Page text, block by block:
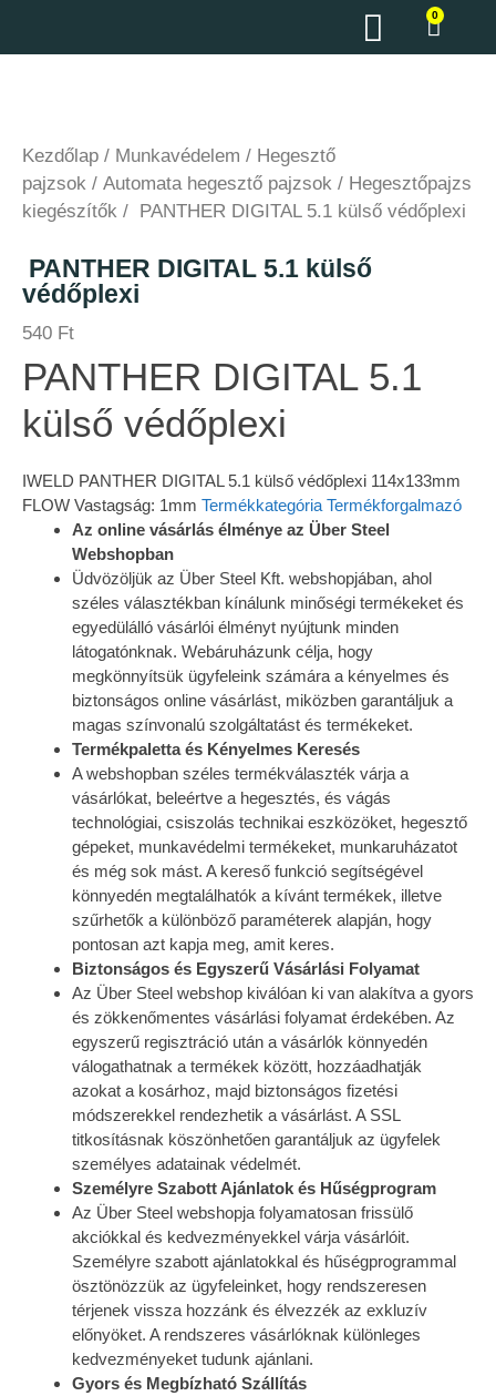
0
Kezdőlap / Munkavédelem / Hegesztő
pajzsok / Automata hegesztő pajzsok / Hegesztőpajzs
kiegészítők / PANTHER DIGITAL 5.1 külső védőplexi
PANTHER DIGITAL 5.1 külső
védőplexi
540 Ft
PANTHER DIGITAL 5.1
külső védőplexi
IWELD PANTHER DIGITAL 5.1 külső védőplexi 114x133mm
FLOW Vastagság: 1mm Termékkategória Termékforgalmazó
Az online vásárlás élménye az Über Steel
Webshopban
Üdvözöljük az Über Steel Kft. webshopjában, ahol
széles választékban kínálunk minőségi termékeket és
egyedülálló vásárlói élményt nyújtunk minden
látogatónknak. Webáruházunk célja, hogy
megkönnyítsük ügyfeleink számára a kényelmes és
biztonságos online vásárlást, miközben garantáljuk a
magas színvonalú szolgáltatást és termékeket.
Termékpaletta és Kényelmes Keresés
A webshopban széles termékválaszték várja a
vásárlókat, beleértve a hegesztés, és vágás
technológiai, csiszolás technikai eszközöket, hegesztő
gépeket, munkavédelmi termékeket, munkaruházatot
és még sok mást. A kereső funkció segítségével
könnyedén megtalálhatók a kívánt termékek, illetve
szűrhetők a különböző paraméterek alapján, hogy
pontosan azt kapja meg, amit keres.
Biztonságos és Egyszerű Vásárlási Folyamat
Az Über Steel webshop kiválóan ki van alakítva a gyors
és zökkenőmentes vásárlási folyamat érdekében. Az
egyszerű regisztráció után a vásárlók könnyedén
válogathatnak a termékek között, hozzáadhatják
azokat a kosárhoz, majd biztonságos fizetési
módszerekkel rendezhetik a vásárlást. A SSL
titkosításnak köszönhetően garantáljuk az ügyfelek
személyes adatainak védelmét.
Személyre Szabott Ajánlatok és Hűségprogram
Az Über Steel webshopja folyamatosan frissülő
akciókkal és kedvezményekkel várja vásárlóit.
Személyre szabott ajánlatokkal és hűségprogrammal
ösztönözzük az ügyfeleinket, hogy rendszeresen
térjenek vissza hozzánk és élvezzék az exkluzív
előnyöket. A rendszeres vásárlóknak különleges
kedvezményeket tudunk ajánlani.
Gyors és Megbízható Szállítás